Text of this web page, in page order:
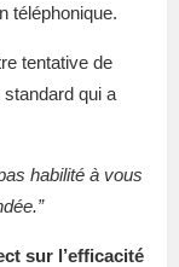
téléphonique.
tentative de
qui a
habilité à vous
sur l’efficacité